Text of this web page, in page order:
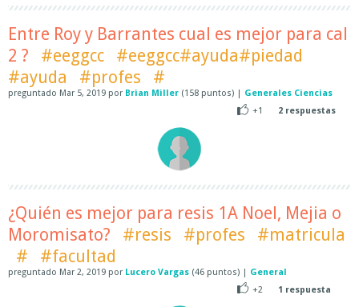
Entre Roy y Barrantes cual es mejor para cal
2 ?
#eeggcc
#eeggcc#ayuda#piedad
#ayuda
#profes #
preguntado Mar 5, 2019 por Brian Miller (158 puntos) | Generales Ciencias
+1
2 respuestas
¿Quién es mejor para resis 1A Noel, Mejia o
Moromisato?
#resis #profes
#matricula
#
#facultad
preguntado Mar 2, 2019 por Lucero Vargas (46 puntos) | General
+2
1 respuesta